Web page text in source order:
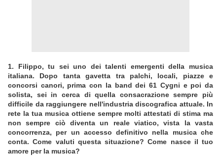
1. Filippo, tu sei uno dei talenti emergenti della musica
italiana. Dopo tanta gavetta tra palchi, locali, piazze e
concorsi canori, prima con la band dei 61 Cygni e poi da
solista, sei in cerca di quella consacrazione sempre più
difficile da raggiungere nell'industria discografica attuale. In
rete la tua musica ottiene sempre molti attestati di stima ma
non sempre ciò diventa un reale viatico, vista la vasta
concorrenza, per un accesso definitivo nella musica che
conta. Come valuti questa situazione? Come nasce il tuo
amore per la musica?